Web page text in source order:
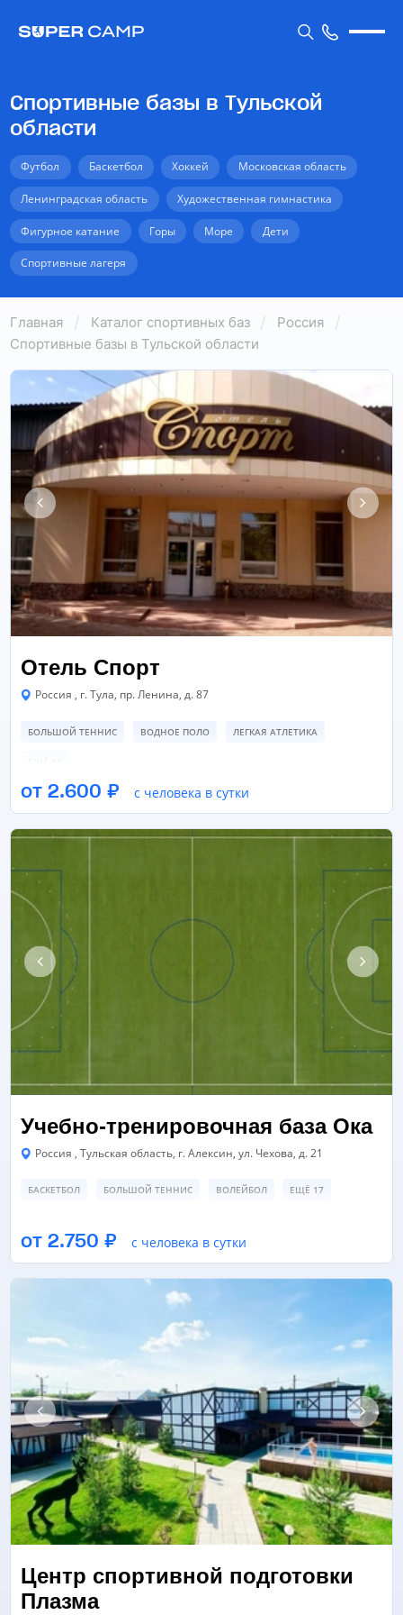
Спортивные базы в Тульской
области
Футбол Баскетбол Хоккей Московская область
Ленинградская область Художественная гимнастика
Фигурное катание Горы Море Дети
Спортивные лагеря
Главная Каталог спортивных баз
Россия
Спортивные базы в Тульской области
Отель Спорт
Россия , г. Тула, пр. Ленина, д. 87
БОЛЬШОЙ ТЕННИС ВОДНОЕ ПОЛО ЛЕГКАЯ АТЛЕТИКА
ЛЕДОВАЯ АРЕНА БАССЕЙН ВЕЛОДРОМ
от 2.600 ₽ с человека в сутки
Учебно-тренировочная база Ока
Россия , Тульская область, г. Алексин, ул. Чехова, д. 21
БАСКЕТБОЛ БОЛЬШОЙ ТЕННИС ВОЛЕЙБОЛ ЕЩЁ 17
ЛЕДОВАЯ АРЕНА
ЕЩЁ 8
от 2.750 ₽ с человека в сутки
Центр спортивной подготовки
Плазма